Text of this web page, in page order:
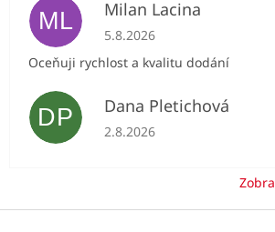
ML Milan Lacina
Hodnocení obchodu je 5 z 5
5.8.2026
Oceňuji rychlost a kvalitu dodání
DP Dana Pletichová
Hodnocení obchodu je 5 z 5
2.8.2026
Z